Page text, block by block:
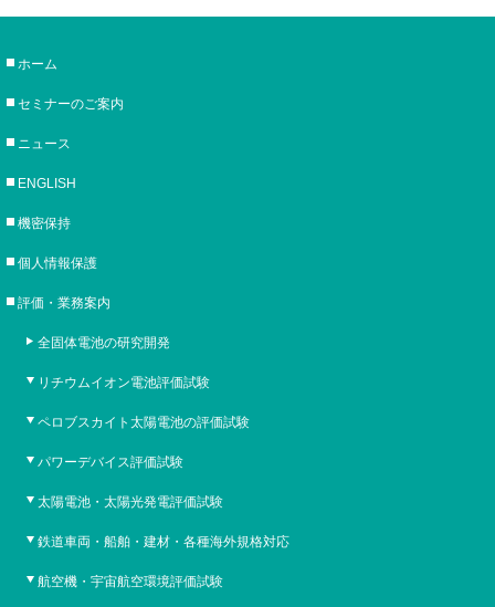
ホーム
セミナーのご案内
ニュース
ENGLISH
機密保持
個人情報保護
評価・業務案内
全固体電池の研究開発
リチウムイオン電池評価試験
ペロブスカイト太陽電池の評価試験
パワーデバイス評価試験
太陽電池・太陽光発電評価試験
鉄道車両・船舶・建材・各種海外規格対応
航空機・宇宙航空環境評価試験